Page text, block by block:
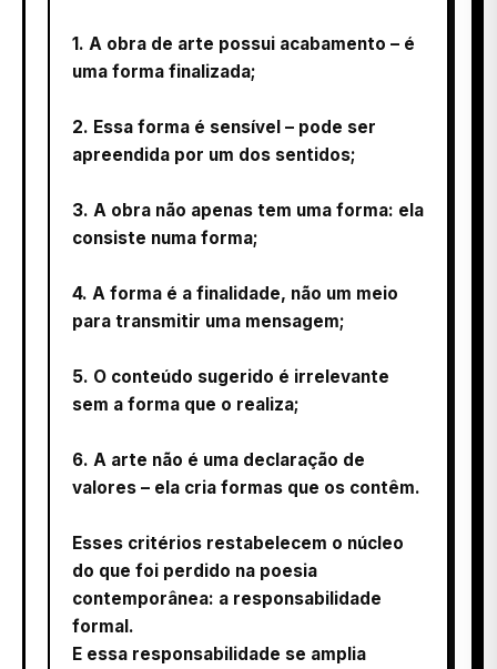
1. A obra de arte possui acabamento – é
uma forma finalizada;
2. Essa forma é sensível – pode ser
apreendida por um dos sentidos;
3. A obra não apenas tem uma forma: ela
consiste numa forma;
4. A forma é a finalidade, não um meio
para transmitir uma mensagem;
5. O conteúdo sugerido é irrelevante
sem a forma que o realiza;
6. A arte não é uma declaração de
valores – ela cria formas que os contêm.
Esses critérios restabelecem o núcleo
do que foi perdido na poesia
contemporânea: a responsabilidade
formal.
E essa responsabilidade se amplia